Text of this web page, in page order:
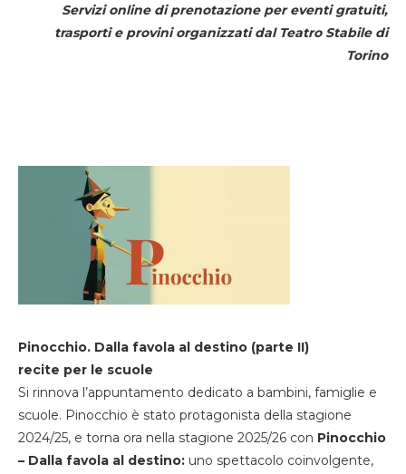
Servizi online di prenotazione per eventi gratuiti,
trasporti e provini organizzati dal Teatro Stabile di
Torino
Pinocchio. Dalla favola al destino (parte II)
recite per le scuole
Si rinnova l’appuntamento dedicato a bambini, famiglie e
scuole. Pinocchio è stato protagonista della stagione
2024/25, e torna ora nella stagione 2025/26 con Pinocchio
– Dalla favola al destino: uno spettacolo coinvolgente,